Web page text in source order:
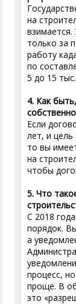
на
взимается.
только за
работу
по
5 до 15
4. Как
Если
лет, и
то вы
на
чтобы
5. Что
С 2018
порядок.
а
процесс,
проще. В
это